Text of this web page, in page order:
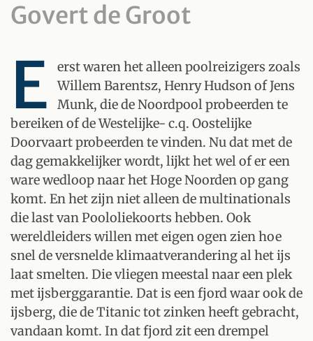
Govert de Groot
E
erst waren het alleen poolreizigers zoals
Willem Barentsz, Henry Hudson of Jens
Munk, die de Noordpool probeerden te
bereiken of de Westelijke- c.q. Oostelijke
Doorvaart probeerden te vinden. Nu dat met de
dag gemakkelijker wordt, lijkt het wel of er een
ware wedloop naar het Hoge Noorden op gang
komt. En het zijn niet alleen de multinationals
die last van Poololiekoorts hebben. Ook
wereldleiders willen met eigen ogen zien hoe
snel de versnelde klimaatverandering al het ijs
laat smelten. Die vliegen meestal naar een plek
met ijsberggarantie. Dat is een fjord waar ook de
ijsberg, die de Titanic tot zinken heeft gebracht,
vandaan komt. In dat fjord zit een drempel